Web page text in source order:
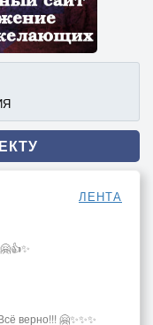
ЛЕНТА
верно!!! 🤗✨✨✨